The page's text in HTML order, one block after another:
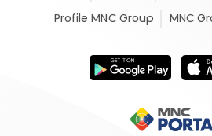
Profile MNC Group MNC